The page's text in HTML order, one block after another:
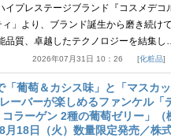
イプレステージブランド『コスメデコ
」より、ブランド誕生から磨き続け
品質、卓越したテクノロジーを結集
2026年07月31日 10：26 化粧品
「葡萄＆カシス味」と「マスカ
ーバーが楽しめるファンケル「
コラーゲン 2種の葡萄ゼリー」（
月18日（火）数量限定発売／株